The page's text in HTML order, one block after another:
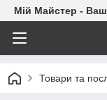
Мій Майстер - Ваш
Товари та